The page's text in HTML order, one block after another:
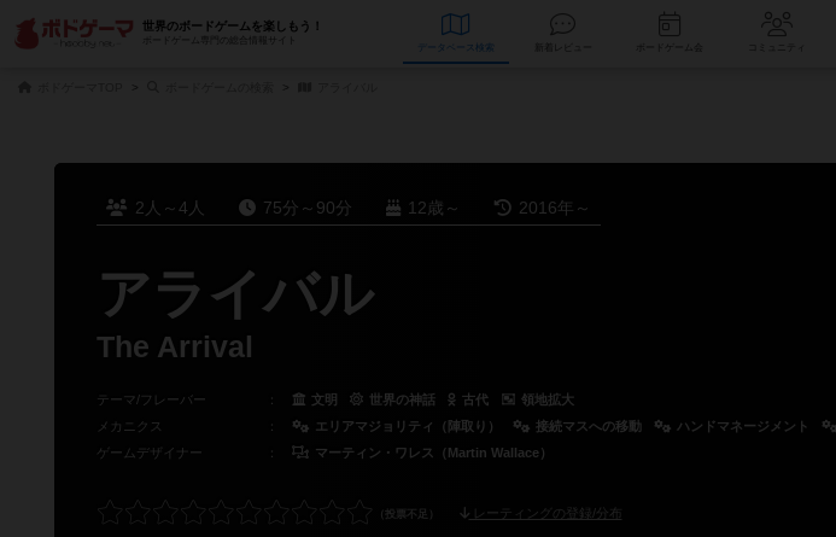
世界のボードゲームを楽しもう！
ボードゲーム専門の総合情報サイト
データベース
2人～4人 75分～90分 12歳～ 2016年～
アライバル
The Arrival
テーマ/フレーバー ： 文明 世界の神話 古代
領地拡大
メカニクス
： エリアマジョリティ（陣取り） 接続マスへの移動 ハンドマネージメント
ゲームデザイナー
： マーティン・ワレス（Martin Wallace）
レーティングの登録/分布